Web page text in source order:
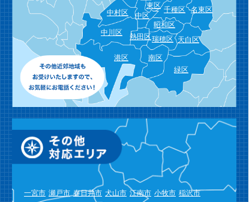
東区 名東区
千種区
中区
中村区
昭和区
天白区
瑞穂区
熱田区
中川区
緑区
南区
港区
一宮市 瀬戸市 春日井市 犬山市 江南市 小牧市 稲沢市